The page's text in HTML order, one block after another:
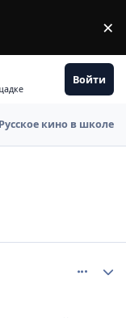
×
Войти
Русское кино в школе